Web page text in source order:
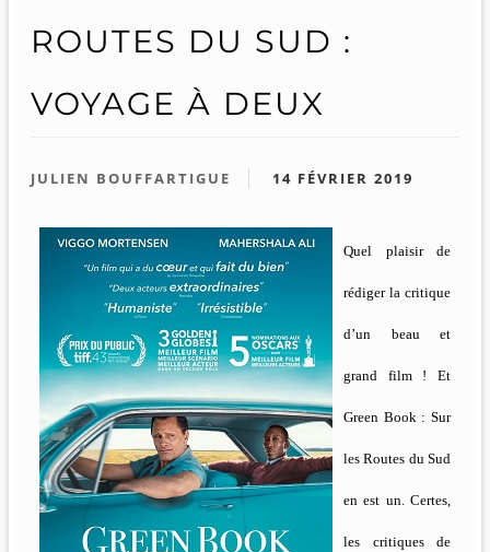
ROUTES DU SUD :
VOYAGE À DEUX
JULIEN BOUFFARTIGUE 14 FÉVRIER 2019
Quel plaisir de
rédiger la critique
d’un beau et
grand film ! Et
Green Book : Sur
les Routes du Sud
en est un. Certes,
les critiques de